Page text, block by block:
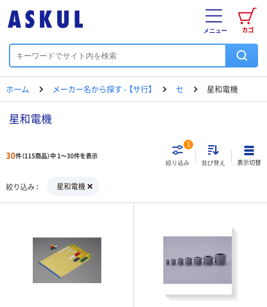
カゴ
メニュー
ホーム メーカー名から探す - 【サ行】 セ 星和電機
星和電機
30件（115商品）中 1～30件を表示
絞り込み
1
並び替え 表示切替
絞り込み 星和電機